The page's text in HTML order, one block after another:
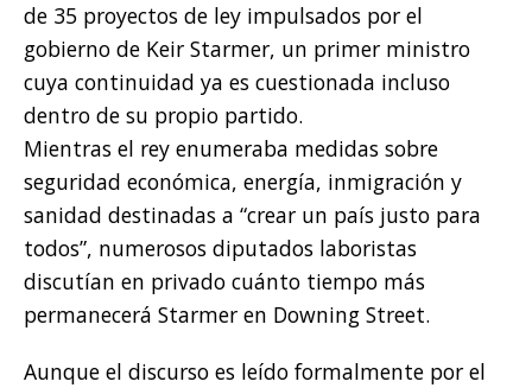
de 35 proyectos de ley impulsados por el
gobierno de Keir Starmer, un primer ministro
cuya continuidad ya es cuestionada incluso
dentro de su propio partido.
Mientras el rey enumeraba medidas sobre
seguridad económica, energía, inmigración y
sanidad destinadas a “crear un país justo para
todos”, numerosos diputados laboristas
discutían en privado cuánto tiempo más
permanecerá Starmer en Downing Street.
Aunque el discurso es leído formalmente por el